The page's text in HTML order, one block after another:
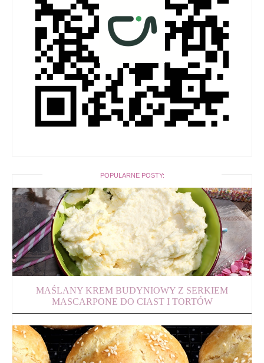
POPULARNE POSTY:
MAŚLANY KREM BUDYNIOWY Z SERKIEM
MASCARPONE DO CIAST I TORTÓW